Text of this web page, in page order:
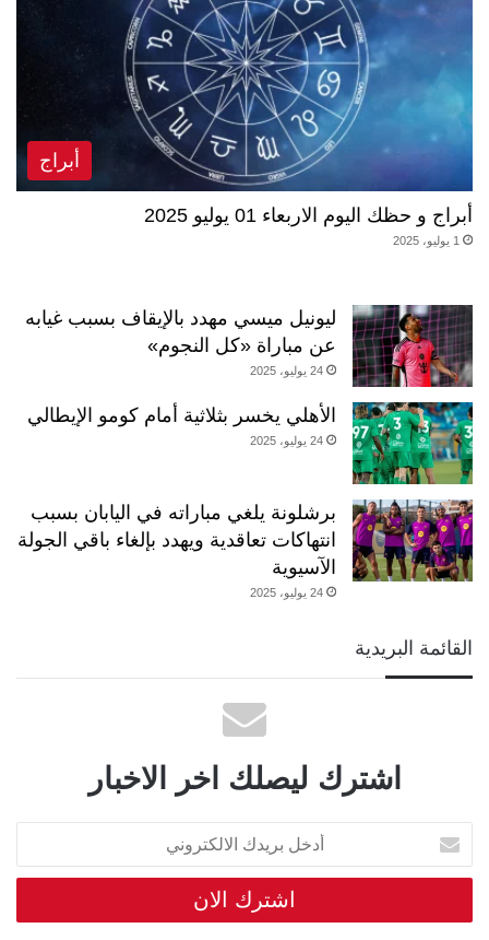
أبراج
أبراج و حظك اليوم الاربعاء 01 يوليو 2025
1 يوليو، 2025
ليونيل ميسي مهدد بالإيقاف بسبب غيابه
عن مباراة «كل النجوم»
24 يوليو، 2025
الأهلي يخسر بثلاثية أمام كومو الإيطالي
24 يوليو، 2025
برشلونة يلغي مباراته في اليابان بسبب
انتهاكات تعاقدية ويهدد بإلغاء باقي الجولة
الآسيوية
24 يوليو، 2025
القائمة البريدية
اشترك ليصلك اخر الاخبار
أدخل
بريدك
الالكتروني